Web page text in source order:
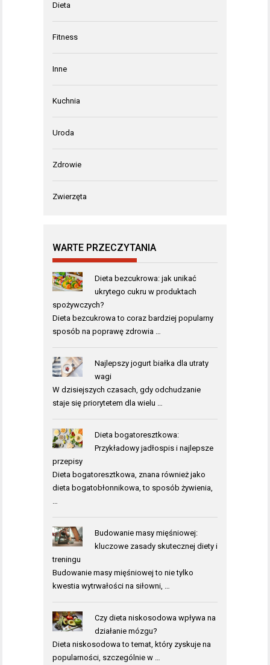
Dieta
Fitness
Inne
Kuchnia
Uroda
Zdrowie
Zwierzęta
WARTE PRZECZYTANIA
Dieta bezcukrowa: jak unikać
ukrytego cukru w produktach
spożywczych?
Dieta bezcukrowa to coraz bardziej popularny
sposób na poprawę zdrowia …
Najlepszy jogurt białka dla utraty
wagi
W dzisiejszych czasach, gdy odchudzanie
staje się priorytetem dla wielu …
Dieta bogatoresztkowa:
Przykładowy jadłospis i najlepsze
przepisy
Dieta bogatoresztkowa, znana również jako
dieta bogatobłonnikowa, to sposób żywienia,
…
Budowanie masy mięśniowej:
kluczowe zasady skutecznej diety i
treningu
Budowanie masy mięśniowej to nie tylko
kwestia wytrwałości na siłowni, …
Czy dieta niskosodowa wpływa na
działanie mózgu?
Dieta niskosodowa to temat, który zyskuje na
popularności, szczególnie w …